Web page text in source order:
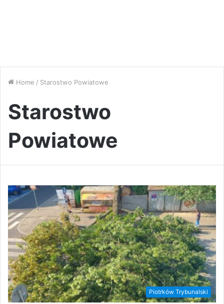
Home / Starostwo Powiatowe
Starostwo
Powiatowe
Piotrków Trybunalski